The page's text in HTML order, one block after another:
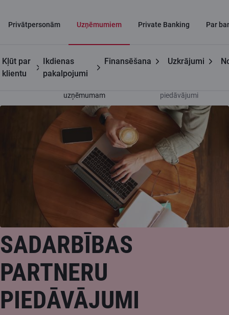
Privātpersonām Uzņēmumiem Private Banking Par
Kļūt par
klientu
Ikdienas
pakalpojumi
Finansēšana Uzkrājumi
Uzņēmumiem
Piedāvājums
uzņēmumam
piedāvājumi
SADARBĪBAS
PARTNERU
PIEDĀVĀJUMI